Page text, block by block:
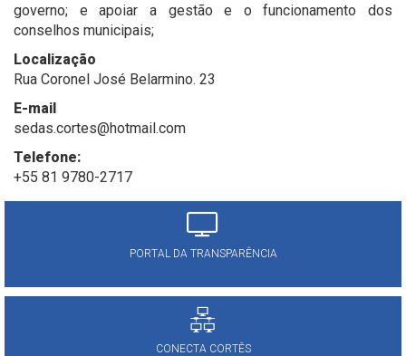
governo; e apoiar a gestão e o funcionamento dos
conselhos municipais;
Localização
Rua Coronel José Belarmino. 23
E-mail
sedas.cortes@hotmail.com
Telefone:
+55 81 9780-2717
PORTAL DA TRANSPARÊNCIA
CONECTA CORTÊS